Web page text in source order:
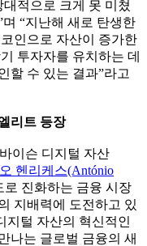
적으로 크게 못 미쳤
“지난해 새로 탄생한
인으로 자산이 증가한
투자자를 유치하는 데
할 수 있는 결과”라고
리트 등장
이슨 디지털 자산
헨리케스(António
로 진화하는 금융 시장
지배력에 도전하고 있
지털 자산의 혁신적인
나는 글로벌 금융의 새